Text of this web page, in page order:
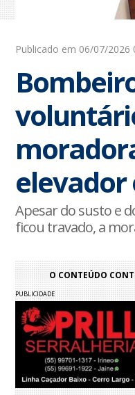
Publicado em 06/07/2026
elevador
Apesar do susto e
ficou travado, a
O CONTEÚDO
PUBLICIDADE